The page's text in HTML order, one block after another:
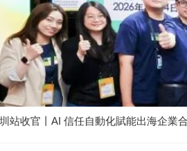
站收官丨AI 信任自動化賦能出海企業